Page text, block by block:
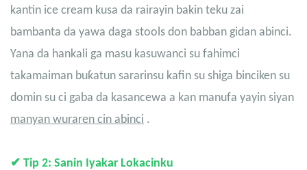
kantin ice cream kusa da rairayin bakin teku zai
bambanta da yawa daga stools don babban gidan abinci.
Yana da hankali ga masu kasuwanci su fahimci
takamaiman buƙatun sararinsu kafin su shiga binciken su
domin su ci gaba da kasancewa a kan manufa yayin siyan
manyan wuraren cin abinci .
✔ Tip 2: Sanin Iyakar Lokacinku